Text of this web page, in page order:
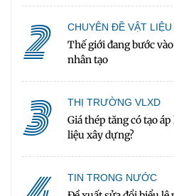
2 CHUYÊN ĐỀ VẬT
Thế giới đang bước
nhân tạo
3 THỊ TRƯỜNG VLXD
Giá thép tăng có tạo
liệu xây dựng?
TIN TRONG NƯỚC